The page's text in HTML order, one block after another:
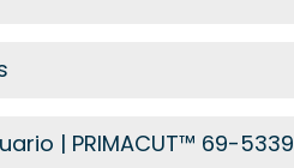
| PRIMACUT™ 69-5339